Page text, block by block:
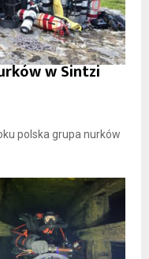
w Sintzi
polska grupa nurków